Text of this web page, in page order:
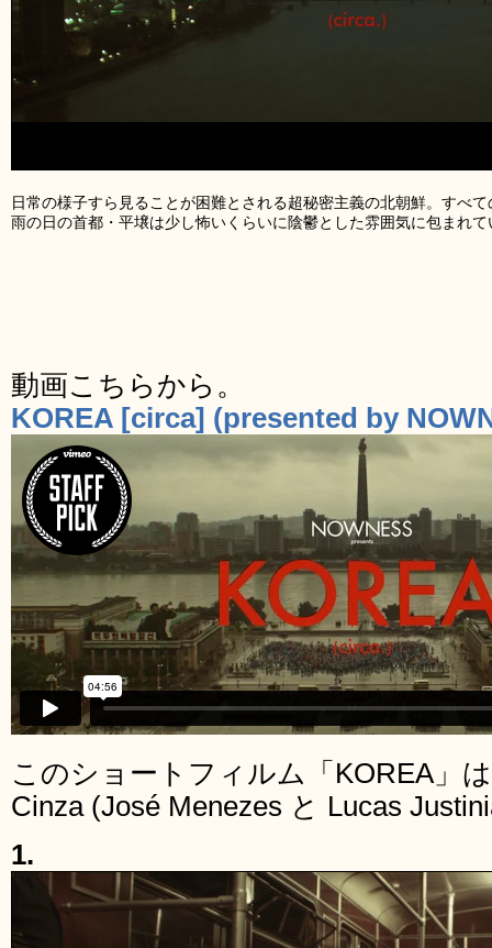
日常の様子すら見ることが困難とされる超秘密主義の北朝鮮。すべ
雨の日の首都・平壌は少し怖いくらいに陰鬱とした雰囲気に包まれて
動画こちらから。
KOREA [circa] (presented by
このショートフィルム「KOREA」
Cinza (José Menezes と Lucas
1.